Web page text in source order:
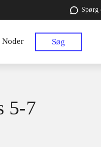
Spørg
Noder Søg
5-7